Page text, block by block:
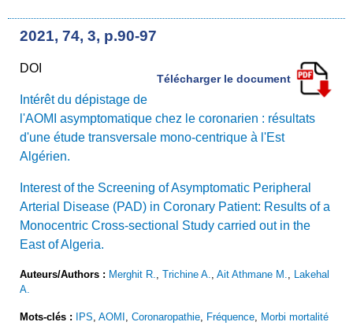
2021, 74, 3, p.90-97
DOI
Télécharger le document
Intérêt du dépistage de
l'AOMI asymptomatique chez le coronarien : résultats
d'une étude transversale mono-centrique à l'Est
Algérien.
Interest of the Screening of Asymptomatic Peripheral
Arterial Disease (PAD) in Coronary Patient: Results of a
Monocentric Cross-sectional Study carried out in the
East of Algeria.
Auteurs/Authors : Merghit R. Trichine A. Ait Athmane M.
Lakehal
A.
Mots-clés : IPS AOMI Coronaropathie Fréquence Morbi mortalité